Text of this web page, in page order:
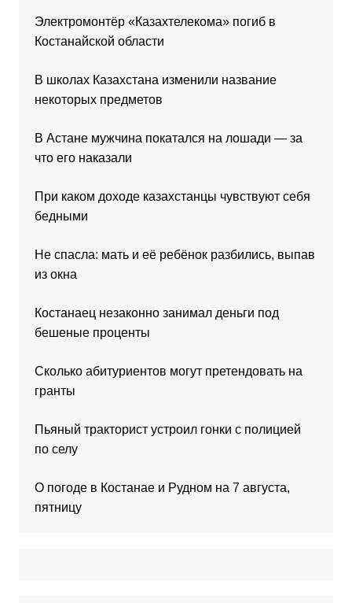
Электромонтёр «Казахтелекома» погиб в
Костанайской области
В школах Казахстана изменили название
некоторых предметов
В Астане мужчина покатался на лошади — за
что его наказали
При каком доходе казахстанцы чувствуют себя
бедными
Не спасла: мать и её ребёнок разбились, выпав
из окна
Костанаец незаконно занимал деньги под
бешеные проценты
Сколько абитуриентов могут претендовать на
гранты
Пьяный тракторист устроил гонки с полицией
по селу
О погоде в Костанае и Рудном на 7 августа,
пятницу